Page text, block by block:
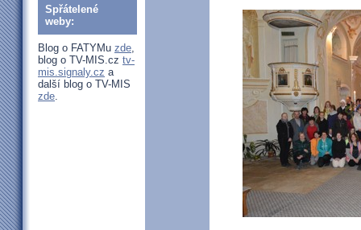
Spřátelené
weby:
Blog o FATYMu zde,
blog o TV-MIS.cz tv-
mis.signaly.cz a
další blog o TV-MIS
zde.